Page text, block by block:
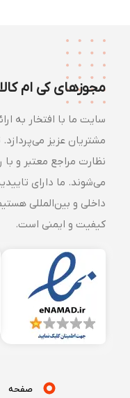
مجوزهای کی ام کالا
سایت ما با افتخار به
مشتریان عزیز می‌پردازد.
نظارت مراجع معتبر و با
می‌شوند. ما دارای
داخلی و بین‌المللی هستیم
کیفیت و ایمنی است.
صفحه